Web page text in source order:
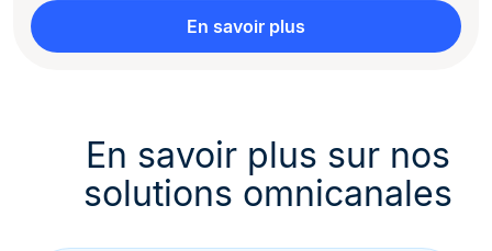
En savoir plus
En savoir plus sur nos
solutions omnicanales